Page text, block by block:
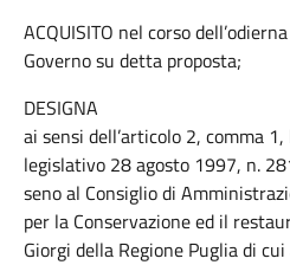
ACQUISITO nel corso
Governo su detta proposta;
DESIGNA
ai sensi dell’articolo 2, comma
legislativo 28 agosto 1997, n.
seno al Consiglio di
per la Conservazione ed il
Giorgi della Regione Puglia di